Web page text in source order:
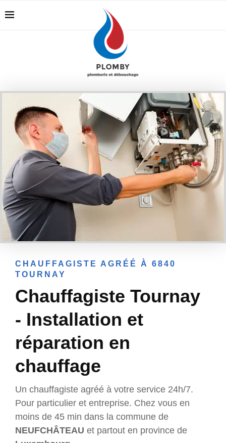
CHAUFFAGISTE AGRÉÉ À 6840
TOURNAY
Chauffagiste Tournay
- Installation et
réparation en
chauffage
Un chauffagiste agréé à votre service 24h/7.
Pour particulier et entreprise. Chez vous en
moins de 45 min dans la commune de
NEUFCHÂTEAU et partout en province de